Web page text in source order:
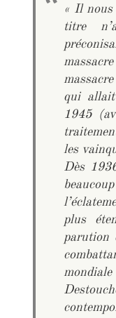
« Il
titre
qui
1945
les
Dès
plus
parution